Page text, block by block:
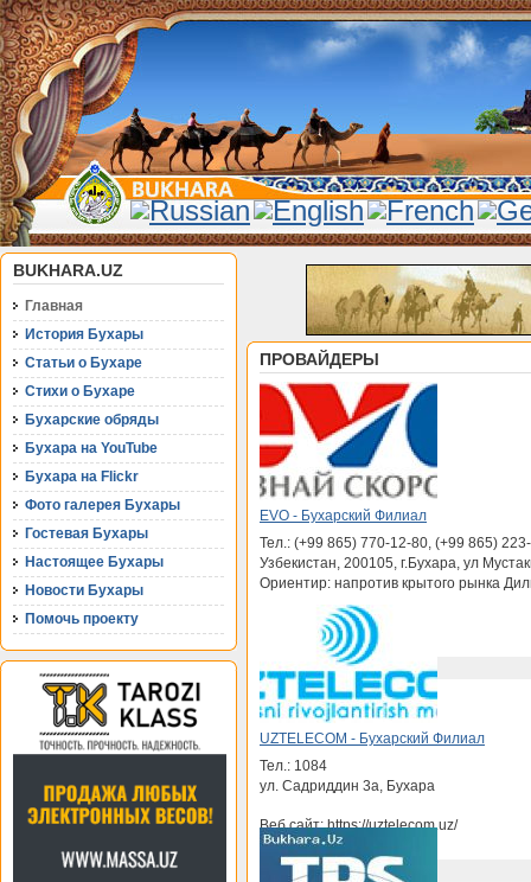
BUKHARA.UZ
Главная
История Бухары
Статьи о Бухаре
Стихи о Бухаре
Бухарские обряды
Бухара на YouTube
Бухара на Flickr
Фото галерея Бухары
Гостевая Бухары
Настоящее Бухары
Новости Бухары
Помочь проекту
ПРОВАЙДЕРЫ
EVO - Бухарский Филиал
Тел.: (+99 865) 770-12-80, (+99 865)
Узбекистан, 200105, г.Бухара, ул
Ориентир: напротив крытого рынка
Веб сайт:www.evo.uz
Подробнее...
UZTELECOM - Бухарский Филиал
Тел.: 1084
ул. Садриддин 3а, Бухара
Веб сайт: https://uztelecom.uz/
Подробнее...